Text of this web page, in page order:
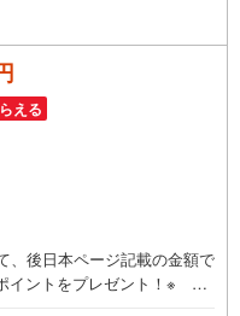
える
、後日本ページ記載の金額で
イントをプレゼント！※ 条